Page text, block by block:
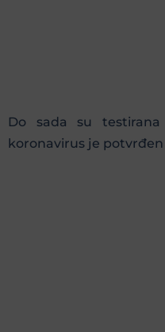
Do sada su testirana
koronavirus je potvrđen